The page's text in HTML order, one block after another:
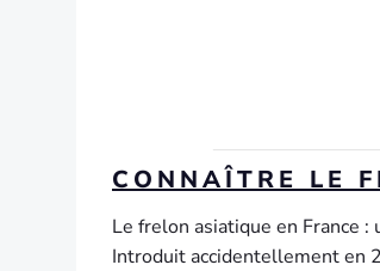
CONNAÎTRE LE
Le frelon asiatique en France
Introduit accidentellement en